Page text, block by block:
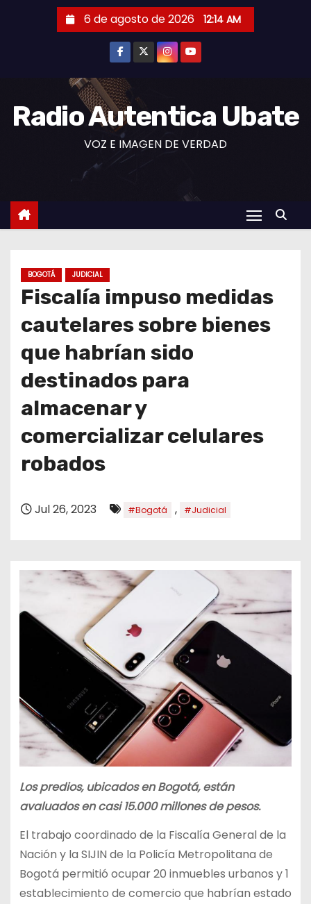
6 de agosto de 2026 12:14 AM
Radio Autentica Ubate
VOZ E IMAGEN DE VERDAD
BOGOTÁ JUDICIAL
Fiscalía impuso medidas
cautelares sobre bienes
que habrían sido
destinados para
almacenar y
comercializar celulares
robados
Jul 26, 2023 #Bogotá , #Judicial
Los predios, ubicados en Bogotá, están
avaluados en casi 15.000 millones de pesos.
El trabajo coordinado de la Fiscalía General de la
Nación y la SIJIN de la Policía Metropolitana de
Bogotá permitió ocupar 20 inmuebles urbanos y 1
establecimiento de comercio que habrían estado